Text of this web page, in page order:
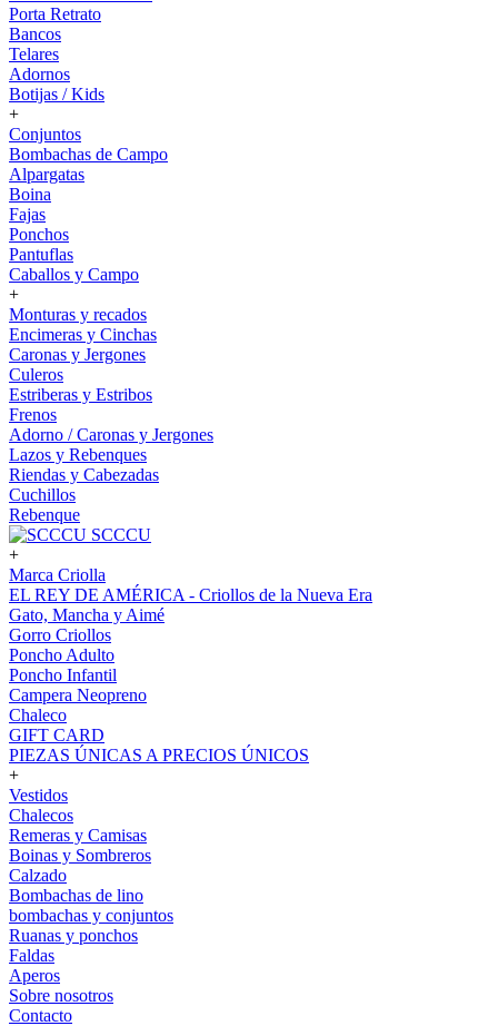
Porta Retrato
Bancos
Telares
Adornos
Botijas / Kids
+
Conjuntos
Bombachas de Campo
Alpargatas
Boina
Fajas
Ponchos
Pantuflas
Caballos y Campo
+
Monturas y recados
Encimeras y Cinchas
Caronas y Jergones
Culeros
Estriberas y Estribos
Frenos
Adorno / Caronas y Jergones
Lazos y Rebenques
Riendas y Cabezadas
Cuchillos
Rebenque
SCCCU
+
Marca Criolla
EL REY DE AMÉRICA - Criollos de la Nueva Era
Gato, Mancha y Aimé
Gorro Criollos
Poncho Adulto
Poncho Infantil
Campera Neopreno
Chaleco
GIFT CARD
PIEZAS ÚNICAS A PRECIOS ÚNICOS
+
Vestidos
Chalecos
Remeras y Camisas
Boinas y Sombreros
Calzado
Bombachas de lino
bombachas y conjuntos
Ruanas y ponchos
Faldas
Aperos
Sobre nosotros
Contacto